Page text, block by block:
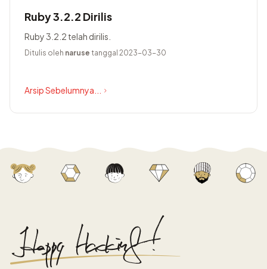
Ruby 3.2.2 Dirilis
Ruby 3.2.2 telah dirilis.
Ditulis oleh naruse tanggal 2023-03-30
Arsip Sebelumnya...